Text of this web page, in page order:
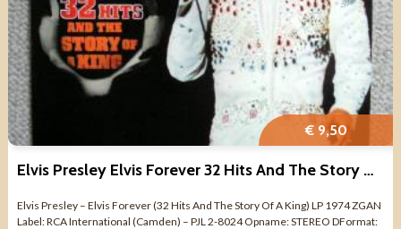
€ 9,50
Elvis Presley Elvis Forever 32 Hits And The Story Of A King
Elvis Presley – Elvis Forever (32 Hits And The Story Of A King) LP 1974 ZGAN
Label: RCA International (Camden) – PJL 2-8024 Opname: STEREO DFormat: